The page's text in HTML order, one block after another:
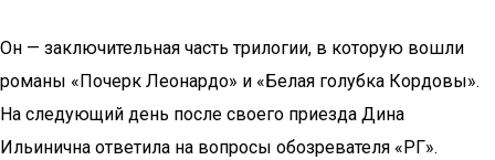
Он — заключительная часть трилогии, в которую вошли
романы «Почерк Леонардо» и «Белая голубка Кордовы».
На следующий день после своего приезда Дина
Ильинична ответила на вопросы обозревателя «РГ».